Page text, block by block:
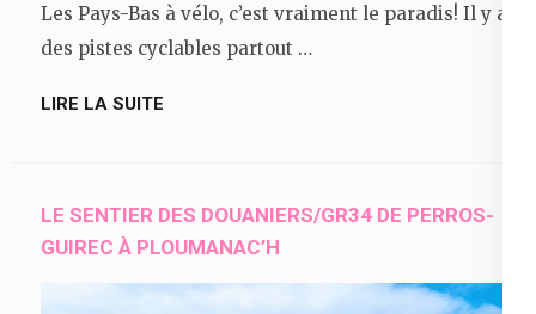
Les Pays-Bas à vélo, c’est vraiment le paradis! Il y a
des pistes cyclables partout …
LIRE LA SUITE
LE SENTIER DES DOUANIERS/GR34 DE PERROS-
GUIREC À PLOUMANAC’H